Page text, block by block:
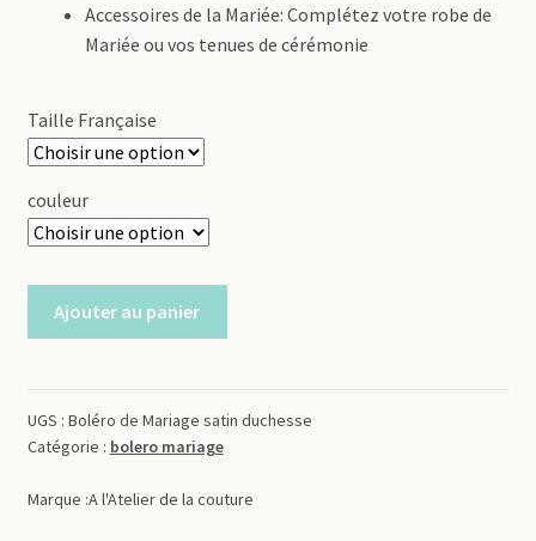
Accessoires de la Mariée: Complétez votre robe de
Mariée ou vos tenues de cérémonie
Taille Française
couleur
Mariage
satin
Ajouter au panier
UGS : Boléro de Mariage satin duchesse
Catégorie : bolero mariage
Marque :A l'Atelier de la couture